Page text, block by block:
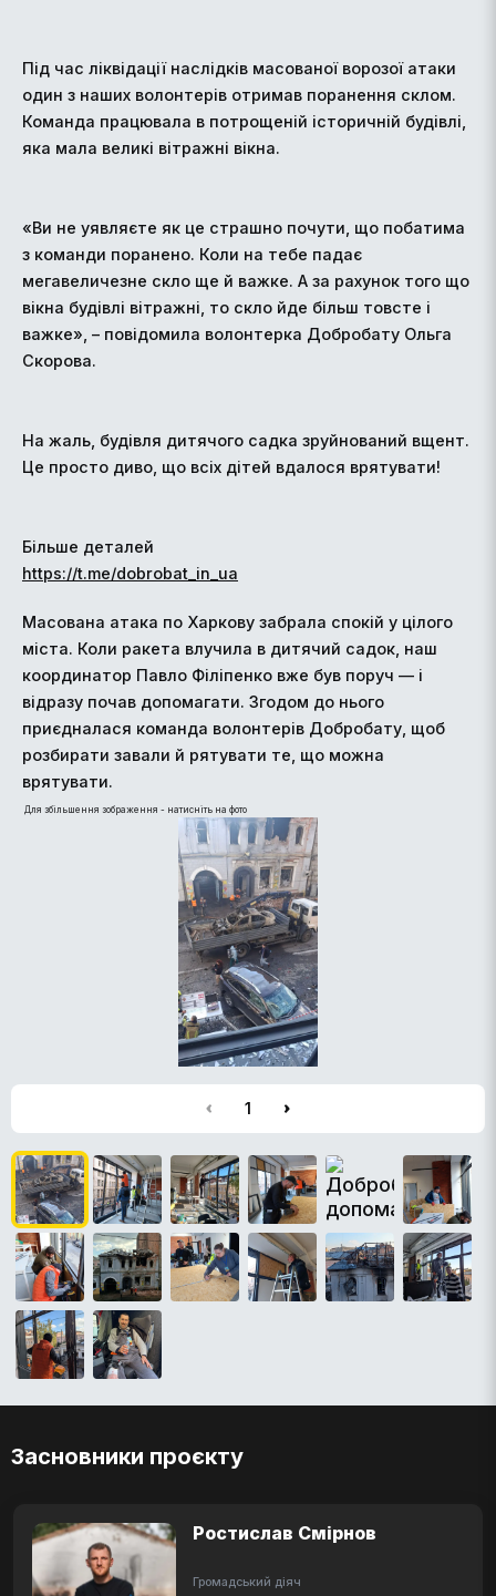
Під час ліквідації наслідків масованої ворозої атаки
один з наших волонтерів отримав поранення склом.
Команда працювала в потрощеній історичній будівлі,
яка мала великі вітражні вікна.
«Ви не уявляєте як це страшно почути, що побатима
з команди поранено. Коли на тебе падає
мегавеличезне скло ще й важке. А за рахунок того що
вікна будівлі вітражні, то скло йде більш товсте і
важке», – повідомила волонтерка Добробату Ольга
Скорова.
На жаль, будівля дитячого садка зруйнований вщент.
Це просто диво, що всіх дітей вдалося врятувати!
Більше деталей
https://t.me/dobrobat_in_ua
Масована атака по Харкову забрала спокій у цілого
міста. Коли ракета влучила в дитячий садок, наш
координатор Павло Філіпенко вже був поруч — і
відразу почав допомагати. Згодом до нього
приєдналася команда волонтерів Добробату, щоб
розбирати завали й рятувати те, що можна
врятувати.
Для збільшення зображення - натисніть на фото
1
Засновники проєкту
Ростислав Смірнов
Громадський діяч